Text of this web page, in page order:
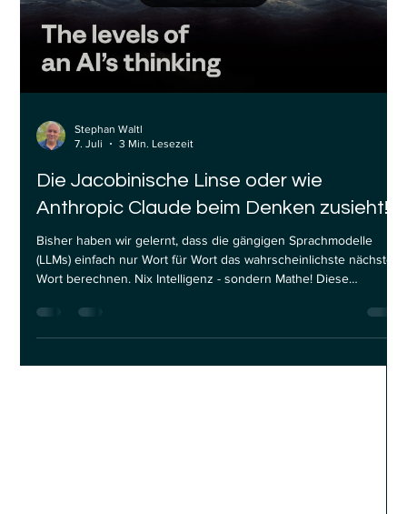
Stephan Waltl
7. Juli
3 Min. Lesezeit
Die Jacobinische Linse oder wie
Anthropic Claude beim Denken zusieht!
Bisher haben wir gelernt, dass die gängigen Sprachmodelle
(LLMs) einfach nur Wort für Wort das wahrscheinlichste nächste
Wort berechnen. Nix Intelligenz - sondern Mathe! Diese
Neue Forschung von Anthropic liefert nämlich Hinweise darauf,
dass moderne KI-Systeme intern deutlich strukturierter arbeiten